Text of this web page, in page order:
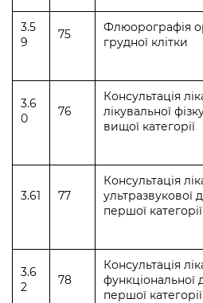
3.5
9
75
Флюорографія
грудної клітки
3.6
0
76
Консультація
лікувальної
вищої категорії
3.61 77
Консультація
ультразвукової
першої категорії
3.6
2
78
Консультація
функціональної
першої категорії